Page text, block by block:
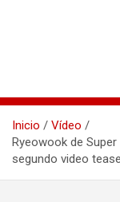
Inicio
Vídeo
Ryeowook de
segundo video